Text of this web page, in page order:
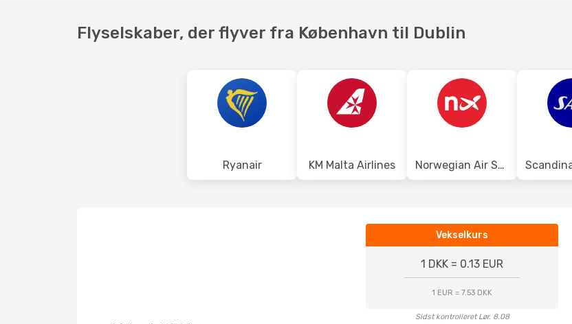
Flyselskaber, der flyver fra København til Dublin
Ryanair KM Malta Airlines Norwegian Air Sweden
Vekselkurs
1 DKK = 0.13 EUR
1 EUR = 7.53 DKK
Sidst kontrolleret Lør. 8.08